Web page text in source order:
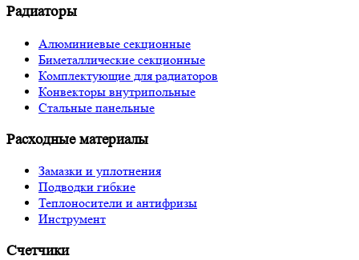
Радиаторы
Алюминиевые секционные
Биметаллические секционные
Комплектующие для радиаторов
Конвекторы внутрипольные
Стальные панельные
Расходные материалы
Замазки и уплотнения
Подводки гибкие
Теплоносители и антифризы
Инструмент
Счетчики